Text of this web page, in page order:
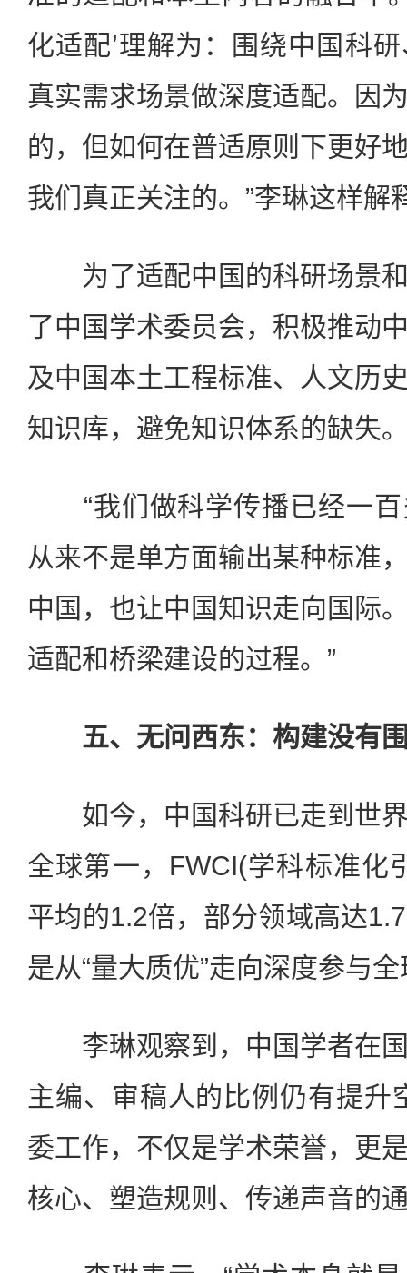
化适配’理解为：围绕中国科
真实需求场景做深度适配。因
的，但如何在普适原则下更好
我们真正关注的。”李琳这样解
为了适配中国的科研场景和
了中国学术委员会，积极推动
及中国本土工程标准、人文历
知识库，避免知识体系的缺失
“我们做科学传播已经一百
从来不是单方面输出某种标准
中国，也让中国知识走向国际
适配和桥梁建设的过程。”
五、无问西东：构建没有
如今，中国科研已走到世界
全球第一，FWCI(学科标准化
平均的1.2倍，部分领域高达
是从“量大质优”走向深度参与
李琳观察到，中国学者在国
主编、审稿人的比例仍有提升
委工作，不仅是学术荣誉，更
核心、塑造规则、传递声音的